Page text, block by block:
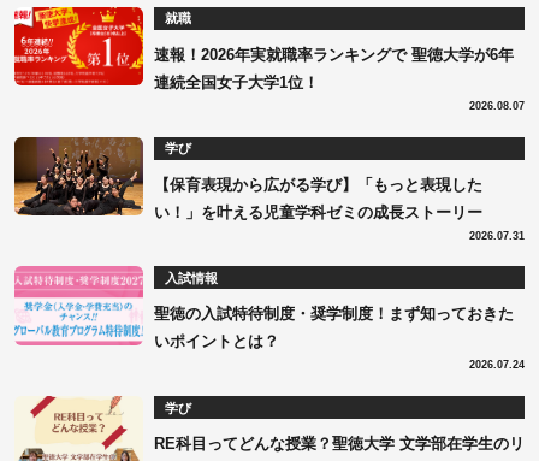
就職
速報！2026年実就職率ランキングで 聖徳大学が6年
連続全国女子大学1位！
2026.08.07
学び
【保育表現から広がる学び】「もっと表現した
い！」を叶える児童学科ゼミの成長ストーリー
2026.07.31
入試情報
聖徳の入試特待制度・奨学制度！まず知っておきた
いポイントとは？
2026.07.24
学び
RE科目ってどんな授業？聖徳大学 文学部在学生のリ